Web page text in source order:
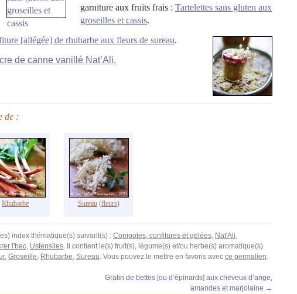
garniture aux fruits frais : Tartelettes sans gluten aux
groseilles et cassis.
[allégée] de rhubarbe aux fleurs de sureau.
de canne vanillé Nat’Ali.
de :
Rhubarbe Sureau(fleurs)
index thématique(s) suivant(s) : Compotes, confitures et gelées, Nat'Ali,
l'bec, Ustensiles. Il contient le(s) fruit(s), légume(s) et/ou herbe(s) aromatique(s)
, Groseille, Rhubarbe, Sureau. Vous pouvez le mettre en favoris avec ce permalien.
Gratin de bettes [ou d’épinards] aux cheveux d’ange,
amandes et marjolaine →